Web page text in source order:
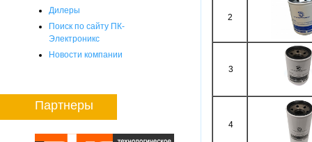
Дилеры
Поиск по сайту ПК-
Электроникс
Новости компании
Партнеры
2
3
4